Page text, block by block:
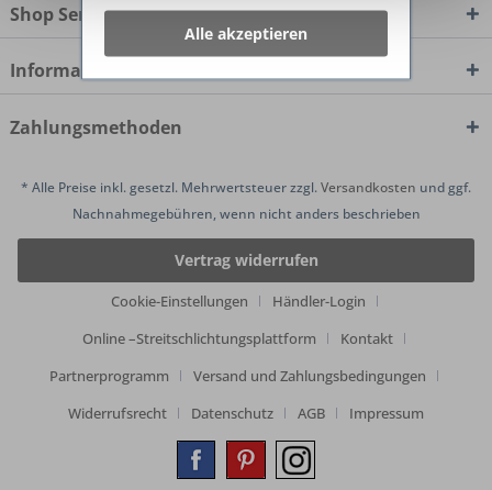
Shop Service
Informationen
Zahlungsmethoden
* Alle Preise inkl. gesetzl. Mehrwertsteuer zzgl.Versandkosten und ggf.
Nachnahmegebühren, wenn nicht anders beschrieben
Vertrag widerrufen
Cookie-Einstellungen
Händler-Login
Online –Streitschlichtungsplattform
Kontakt
Partnerprogramm
Versand und Zahlungsbedingungen
Widerrufsrecht
Datenschutz AGB Impressum
Alle akzeptieren